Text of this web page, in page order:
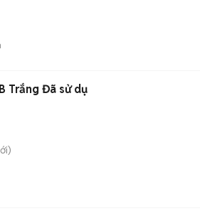
Trắng Đã sử dụ